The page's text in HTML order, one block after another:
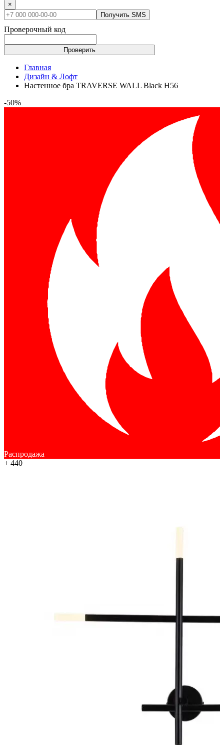
×
Получить SMS
Проверочный код
Проверить
Главная
Дизайн & Лофт
Настенное бра TRAVERSE WALL Black H56
-50%
Распродажа
+ 440